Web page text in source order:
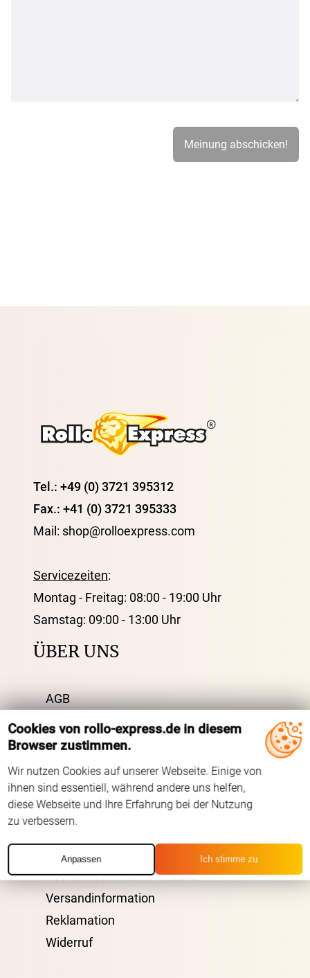
Cookies von rollo-express.de in diesem
Browser zustimmen.
Wir nutzen Cookies auf unserer Webseite. Einige von
ihnen sind essentiell, während andere uns helfen,
diese Webseite und Ihre Erfahrung bei der Nutzung
zu verbessern.
Anpassen Ich stimme zu
Tel.: +49 (0) 3721 395312
Fax.: +41 (0) 3721 395333
Mail: shop@rolloexpress.com
Servicezeiten:
Montag - Freitag: 08:00 - 19:00 Uhr
Samstag: 09:00 - 13:00 Uhr
ÜBER UNS
AGB
Impressum
Datenschutz
FAQ
Kontakt
Zahlarten
VERSAND
Kostenloser Musterversand
Versandinformation
Reklamation
Widerruf